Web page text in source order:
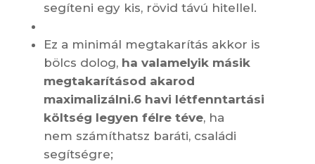
segíteni egy kis, rövid távú hitellel.
Ez a minimál megtakarítás akkor is
bölcs dolog, ha valamelyik másik
megtakarításod akarod
maximalizálni.6 havi létfenntartási
költség legyen félre téve, ha
nem számíthatsz baráti, családi
segítségre;